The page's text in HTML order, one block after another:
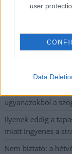
user
Data
legfrissebb
A SZOL24
Egyszer fent,
ugyanazokból a
Ilyenek eddig a
miatt ingyenes a
Nem biztató: a